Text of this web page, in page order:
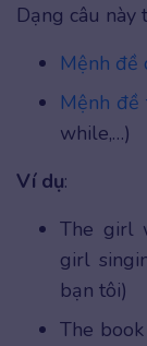
Dạng câu này
Mệnh đề
Mệnh
while,…)
Ví dụ:
The girl
girl
bạn tôi)
The